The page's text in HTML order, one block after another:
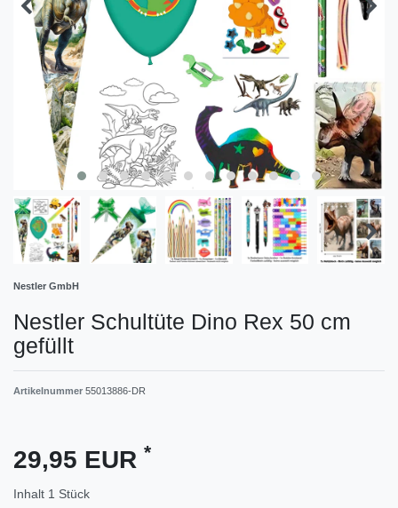
Nestler GmbH
Nestler Schultüte Dino Rex 50 cm
gefüllt
Artikelnummer 55013886-DR
29,95 EUR *
Inhalt 1 Stück